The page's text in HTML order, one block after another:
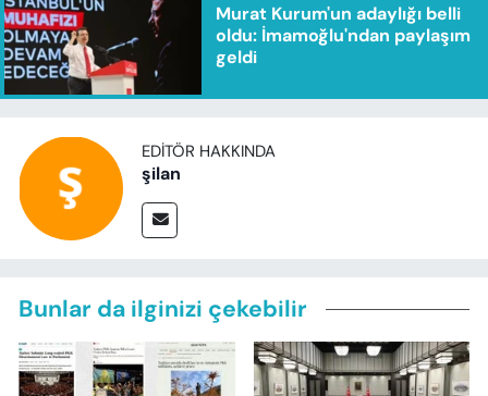
Murat Kurum'un adaylığı belli
oldu: İmamoğlu'ndan paylaşım
geldi
EDITÖR HAKKINDA
şilan
Bunlar da ilginizi çekebilir